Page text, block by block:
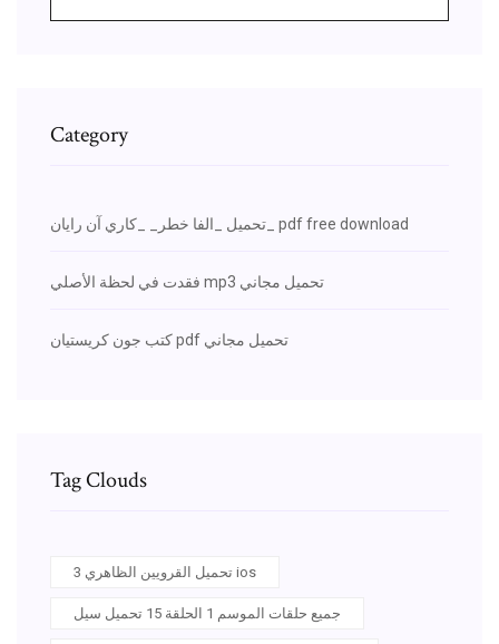
Category
تحميل _الفا خطر_ _كاري آن رايان_ pdf free download
فقدت في لحظة الأصلي mp3 تحميل مجاني
كتب جون كريستيان pdf تحميل مجاني
Tag Clouds
تحميل القرويين الظاهري 3 ios
جميع حلقات الموسم 1 الحلقة 15 تحميل سيل